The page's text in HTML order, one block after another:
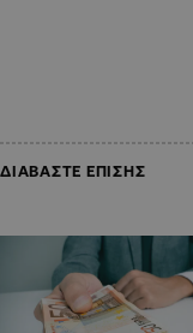
ΔΙΑΒΑΣΤΕ ΕΠΙΣΗΣ